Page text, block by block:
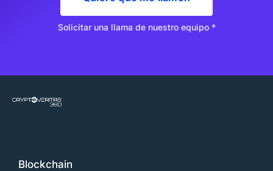
Solicitar una llama de nuestro equipo *
Blockchain